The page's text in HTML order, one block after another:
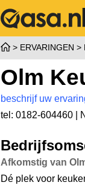
ERVARINGEN
Olm
beschrijf uw
tel: 0182-604460 |
Afkomstig van
Dé plek voor